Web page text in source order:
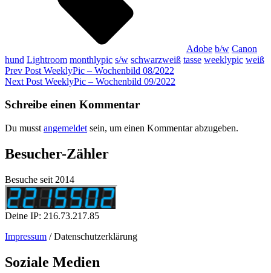
Adobe b/w Canon
hund Lightroom monthlypic s/w schwarzweiß tasse weeklypic weiß
Beitragsnavigation
Previous
Post
Prev Post WeeklyPic – Wochenbild 08/2022
Next
Next Post WeeklyPic – Wochenbild 09/2022
Schreibe einen Kommentar
Du musst angemeldet sein, um einen Kommentar abzugeben.
Besucher-Zähler
Besuche seit 2014
Deine IP: 216.73.217.85
Impressum / Datenschutzerklärung
Soziale Medien